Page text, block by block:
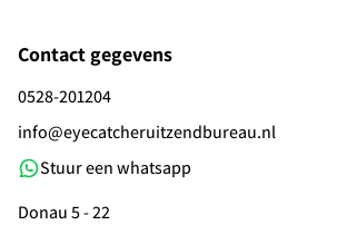
Contact gegevens
0528-201204
info@eyecatcheruitzendbureau.nl
Stuur een whatsapp
Donau 5 - 22